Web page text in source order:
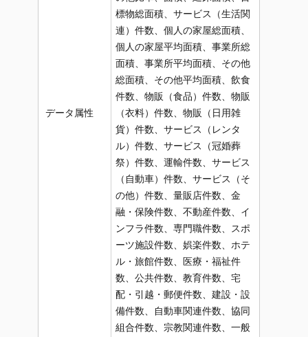
データ属性
標物総面積、サービス（生活関
連）件数、個人の家屋総面積、
個人の家屋平均面積、事業所総
面積、事業所平均面積、その他
総面積、その他平均面積、飲食
件数、物販（食品）件数、物販
（衣料）件数、物販（日用雑
貨）件数、サービス（レンタ
ル）件数、サービス（冠婚葬
祭）件数、運輸件数、サービス
（自動車）件数、サービス（そ
の他）件数、量販店件数、金
融・保険件数、不動産件数、イ
ンフラ件数、専門職件数、スポ
ーツ施設件数、娯楽件数、ホテ
ル・旅館件数、医療・福祉件
数、公共件数、教育件数、宅
配・引越・郵便件数、建設・設
備件数、自動車関連件数、協同
組合件数、宗教関連件数、一般